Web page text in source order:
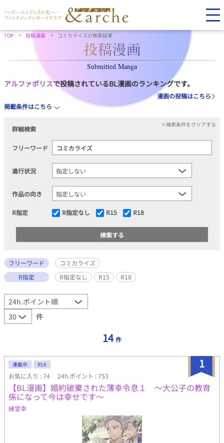
TOP 投稿漫画 コミカライズの検索結果
Submitted Manga
アルファポリスで投稿されているBL漫画のランキングです。
漫画の投稿はこちら
掲載条件はこちら
詳細検索
×検索条件をクリアする
フリーワード
進行状況
作品の向き
R指定 R指定なし R15 R18
フリーワード
コミカライズ
R指定
R指定なし R15 R18
件
14 件
1
連載中 R18
お気に入り : 74 24h.ポイント : 753
【BL漫画】婚約破棄された薄幸令息１ ～大公子の教育
係になって今は幸せです～
縁堂幸